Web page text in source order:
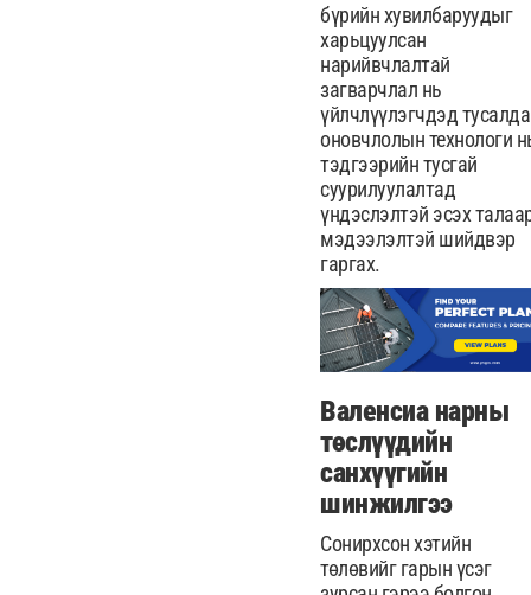
бүрийн хувилбаруудыг
харьцуулсан
нарийвчлалтай
загварчлал нь
үйлчлүүлэгчдэд
оновчлолын технологи
тэдгээрийн тусгай
суурилуулалтад
үндэслэлтэй эсэх
мэдээлэлтэй шийдвэр
гаргах.
Валенсиа нарны
төслүүдийн
санхүүгийн
шинжилгээ
Сонирхсон хэтийн
төлөвийг гарын үсэг